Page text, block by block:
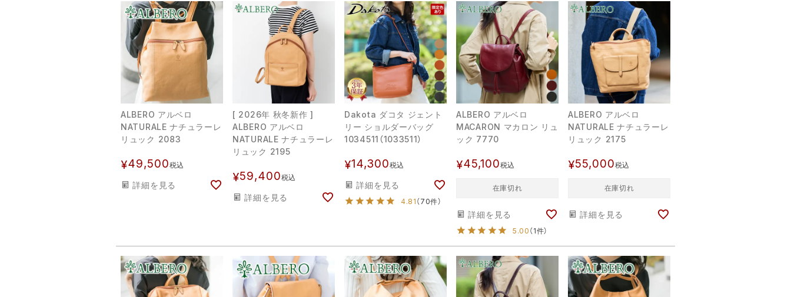
ALBERO アルベロ
NATURALE ナチュラーレ
リュック 2083
¥49,500税込
詳細を見る
[ 2026年 秋冬新作 ]
ALBERO アルベロ
NATURALE ナチュラーレ
リュック 2195
¥59,400税込
詳細を見る
Dakota ダコタ ジェント
リー ショルダーバッグ
1034511（1033511）
¥14,300税込
詳細を見る
4.81 （70件）
ALBERO アルベロ
MACARON マカロン リュ
ック 7770
¥45,100税込
在庫切れ
詳細を見る
5.00 （1件）
ALBERO アルベロ
NATURALE ナチュラーレ
リュック 2175
¥55,000税込
在庫切れ
詳細を見る